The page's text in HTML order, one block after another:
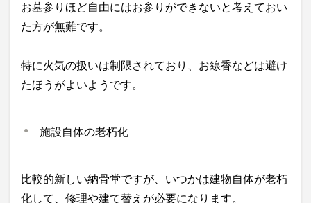
お墓参りほど自由にはお参りができないと考えておい
た方が無難です。
特に火気の扱いは制限されており、お線香などは避け
たほうがよいようです。
施設自体の老朽化
比較的新しい納骨堂ですが、いつかは建物自体が老朽
化して、修理や建て替えが必要になります。